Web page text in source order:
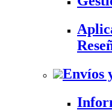
Envíos